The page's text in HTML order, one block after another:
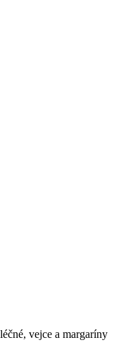
vejce a margaríny